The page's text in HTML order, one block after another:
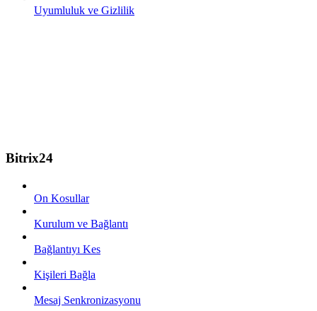
Uyumluluk ve Gizlilik
Bitrix24
On Kosullar
Kurulum ve Bağlantı
Bağlantıyı Kes
Kişileri Bağla
Mesaj Senkronizasyonu